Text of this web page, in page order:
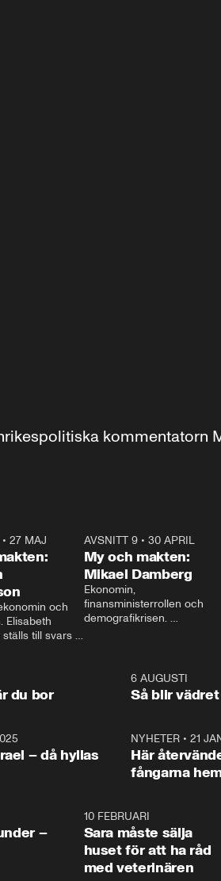
•27 MAJ
och
Elisabeth
till svars
AVSNITT 9• 30 APRIL
My och makten:
Mikael Damberg
Ekonomin,
finansministerrollen och
demografikrisen.
och Makten.
1:06
du bor
6 AUGUSTI
Så blir
– då hyllas
NYHETER •21
Här
fångarna
–
10 FEBRUARI
Sara måste sälja
huset för att ha råd
med veterinären